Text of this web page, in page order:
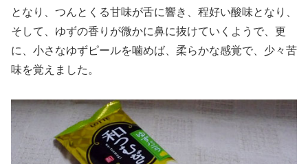
となり、つんとくる甘味が舌に響き、程好い酸味となり、
そして、ゆずの香りが微かに鼻に抜けていくようで、更
に、小さなゆずピールを噛めば、柔らかな感覚で、少々苦
味を覚えました。